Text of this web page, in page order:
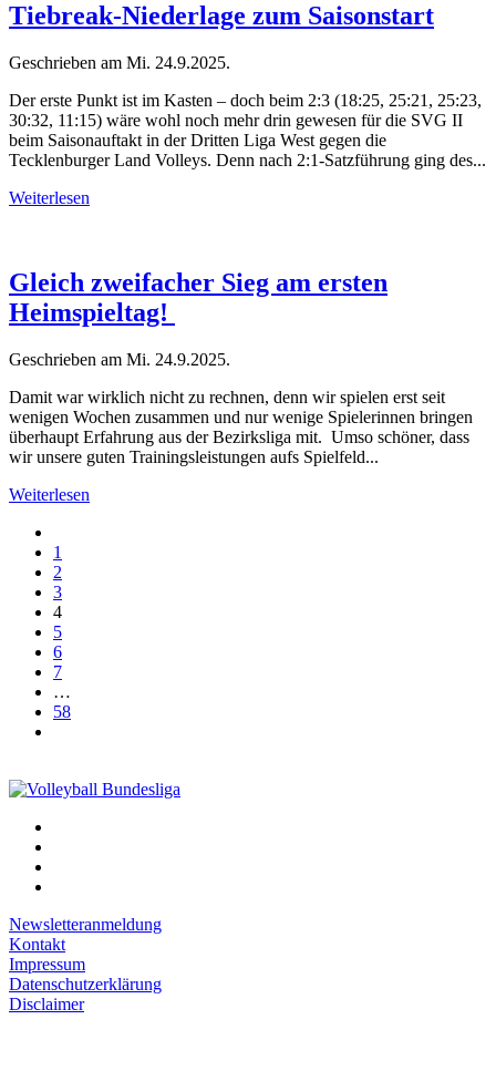
Tiebreak-Niederlage zum Saisonstart
Geschrieben am Mi. 24.9.2025.
Der erste Punkt ist im Kasten – doch beim 2:3 (18:25, 25:21, 25:23,
30:32, 11:15) wäre wohl noch mehr drin gewesen für die SVG II
beim Saisonauftakt in der Dritten Liga West gegen die
Tecklenburger Land Volleys. Denn nach 2:1-Satzführung ging des...
Weiterlesen
Gleich zweifacher Sieg am ersten
Heimspieltag!
Geschrieben am Mi. 24.9.2025.
Damit war wirklich nicht zu rechnen, denn wir spielen erst seit
wenigen Wochen zusammen und nur wenige Spielerinnen bringen
überhaupt Erfahrung aus der Bezirksliga mit. Umso schöner, dass
wir unsere guten Trainingsleistungen aufs Spielfeld...
Weiterlesen
1
2
3
4
5
6
7
…
58
Newsletteranmeldung
Kontakt
Impressum
Datenschutzerklärung
Disclaimer